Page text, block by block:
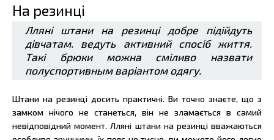
На резинці
Лляні штани на резинці добре підійдуть
дівчатам. ведуть активний спосіб життя.
Такі брюки можна сміливо назвати
полуспортивным варіантом одягу.
Штани на резинці досить практичні. Ви точно знаєте, що з
замком нічого не станеться, він не зламається в самий
невідповідний момент. Лляні штани на резинці вважаються